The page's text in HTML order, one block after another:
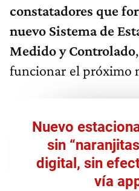
constatadores que
nuevo Sistema de
Medido y Controlado
funcionar el próximo
Nuevo
sin
digital, sin
vía